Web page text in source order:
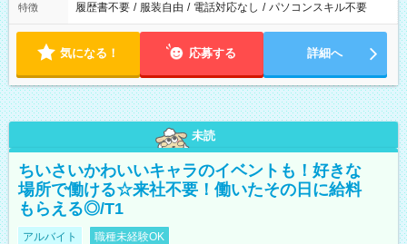
特徴 履歴書不要 / 服装自由 / 電話対応なし / パソコンスキル不要
気になる！ 応募する 詳細へ
未読
ちいさいかわいいキャラのイベントも！好きな
場所で働ける☆来社不要！働いたその日に給料
もらえる◎/T1
アルバイト 職種未経験OK